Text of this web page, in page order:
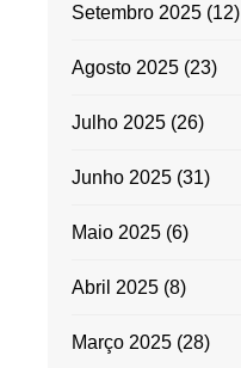
Setembro 2025 (12)
Agosto 2025 (23)
Julho 2025 (26)
Junho 2025 (31)
Maio 2025 (6)
Abril 2025 (8)
Março 2025 (28)